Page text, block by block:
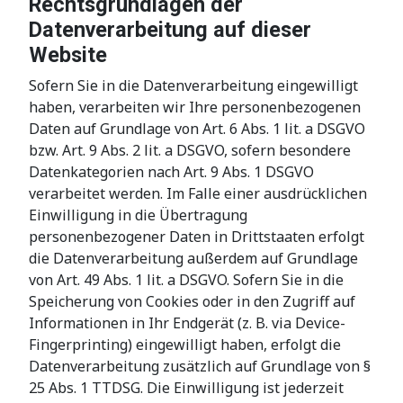
Datenverarbeitung auf dieser
Website
Sofern Sie in die Datenverarbeitung eingewilligt
haben, verarbeiten wir Ihre personenbezogenen
Daten auf Grundlage von Art. 6 Abs. 1 lit. a DSGVO
bzw. Art. 9 Abs. 2 lit. a DSGVO, sofern besondere
Datenkategorien nach Art. 9 Abs. 1 DSGVO
verarbeitet werden. Im Falle einer ausdrücklichen
Einwilligung in die Übertragung
personenbezogener Daten in Drittstaaten erfolgt
die Datenverarbeitung außerdem auf Grundlage
von Art. 49 Abs. 1 lit. a DSGVO. Sofern Sie in die
Speicherung von Cookies oder in den Zugriff auf
Informationen in Ihr Endgerät (z. B. via Device-
Fingerprinting) eingewilligt haben, erfolgt die
Datenverarbeitung zusätzlich auf Grundlage von §
25 Abs. 1 TTDSG. Die Einwilligung ist jederzeit